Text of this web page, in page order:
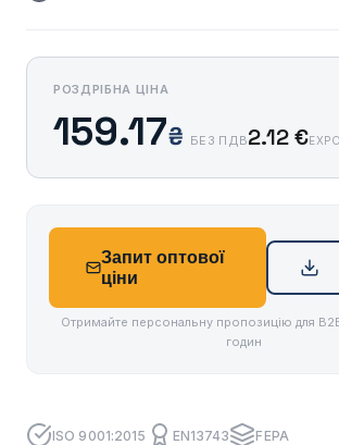
РОЗДРІБНА ЦІНА
159.17₴ БЕЗ ПДВ2.12 €
Запит оптової
ціни
Отримайте персональну пропозицію для
годин
ISO 9001:2015 EN13743 FEPA